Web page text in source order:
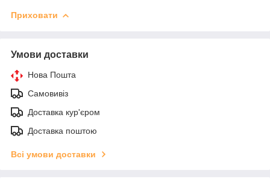
Приховати
Умови доставки
Нова Пошта
Самовивіз
Доставка кур'єром
Доставка поштою
Всі умови доставки